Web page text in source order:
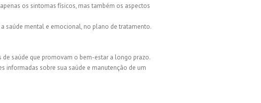
os sintomas físicos, mas também os aspectos
saúde mental e emocional, no plano de tratamento.
saúde que promovam o bem-estar a longo prazo.
informadas sobre sua saúde e manutenção de um